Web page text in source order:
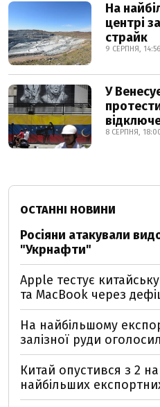
На
центрі
страйк
9 СЕРПНЯ, 14:56
У
8 СЕРПНЯ,
ОСТАННІ НОВИНИ
Росіяни атакували
"Укрнафти"
Apple тестує
та MacBook через
На найбільшому
залізної руди
Китай опустився з 2
найбільших